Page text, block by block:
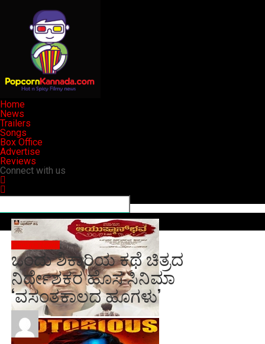
Home
News
Trailers
Songs
Box Office
Advertise
Reviews
Connect with us
ಒಂದು ಶಿಕಾರಿಯ ಕಥೆ ಚಿತ್ರದ
ನಿರ್ದೇಶಕರ ಹೊಸ ಸಿನಿಮಾ
‘ವಸಂತಕಾಲದ ಹೂಗಳು’